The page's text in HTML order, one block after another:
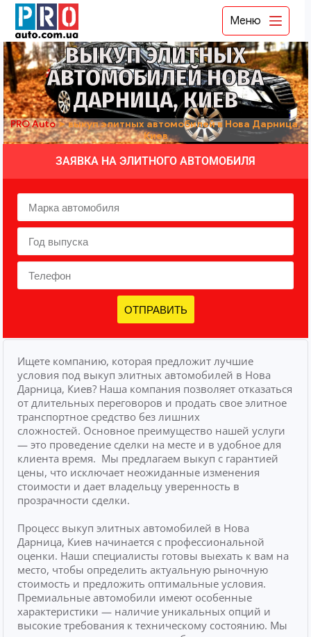
Меню
ВЫКУП ЭЛИТНЫХ
АВТОМОБИЛЕЙ НОВА
ДАРНИЦА, КИЕВ
PRO Auto➤выкуп элитных автомобилей в Нова Дарница,
Киев
ЗАЯВКА НА ЭЛИТНОГО АВТОМОБИЛЯ
ОТПРАВИТЬ
Ищете компанию, которая предложит лучшие
условия под выкуп элитных автомобилей в Нова
Дарница, Киев? Наша компания позволяет отказаться
от длительных переговоров и продать свое элитное
транспортное средство без лишних
сложностей. Основное преимущество нашей услуги
— это проведение сделки на месте и в удобное для
клиента время. Мы предлагаем выкуп с гарантией
цены, что исключает неожиданные изменения
стоимости и дает владельцу уверенность в
прозрачности сделки.
Процесс выкуп элитных автомобилей в Нова
Дарница, Киев начинается с профессиональной
оценки. Наши специалисты готовы выехать к вам на
место, чтобы определить актуальную рыночную
стоимость и предложить оптимальные условия.
Премиальные автомобили имеют особенные
характеристики — наличие уникальных опций и
высокие требования к техническому состоянию. Мы